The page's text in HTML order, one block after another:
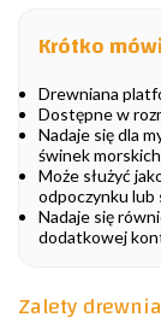
Krótko
Drewniana
Dostępne w
Nadaje się dla
świnek
Może służyć
odpoczynku lub
Nadaje się
dodatkowej
Zalety